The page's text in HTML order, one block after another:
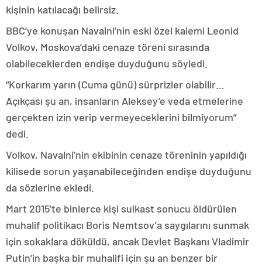
kişinin katılacağı belirsiz.
BBC’ye konuşan Navalni’nin eski özel kalemi Leonid
Volkov, Moskova’daki cenaze töreni sırasında
olabileceklerden endişe duyduğunu söyledi.
“Korkarım yarın (Cuma günü) sürprizler olabilir…
Açıkçası şu an, insanların Aleksey’e veda etmelerine
gerçekten izin verip vermeyeceklerini bilmiyorum”
dedi.
Volkov, Navalni’nin ekibinin cenaze töreninin yapıldığı
kilisede sorun yaşanabileceğinden endişe duyduğunu
da sözlerine ekledi.
Mart 2015’te binlerce kişi suikast sonucu öldürülen
muhalif politikacı Boris Nemtsov’a saygılarını sunmak
için sokaklara döküldü, ancak Devlet Başkanı Vladimir
Putin’in başka bir muhalifi için şu an benzer bir